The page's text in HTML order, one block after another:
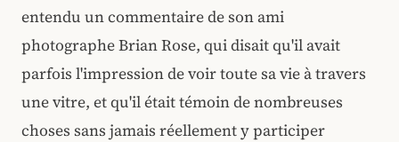
entendu un commentaire de son ami
photographe Brian Rose, qui disait qu'il avait
parfois l'impression de voir toute sa vie à travers
une vitre, et qu'il était témoin de nombreuses
choses sans jamais réellement y participer